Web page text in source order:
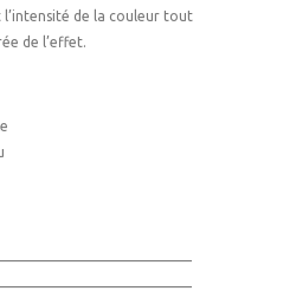
l’intensité de la couleur tout
de l’effet.